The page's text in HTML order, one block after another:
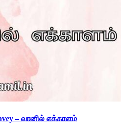
– வானில் எக்காளம்